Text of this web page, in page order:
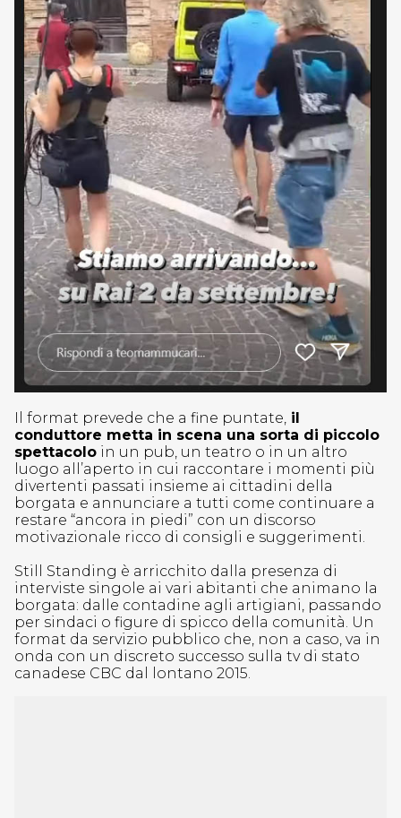
Il format prevede che a fine puntate, il
conduttore metta in scena una sorta di piccolo
spettacolo in un pub, un teatro o in un altro
luogo all’aperto in cui raccontare i momenti più
divertenti passati insieme ai cittadini della
borgata e annunciare a tutti come continuare a
restare “ancora in piedi” con un discorso
motivazionale ricco di consigli e suggerimenti.
Still Standing è arricchito dalla presenza di
interviste singole ai vari abitanti che animano la
borgata: dalle contadine agli artigiani, passando
per sindaci o figure di spicco della comunità. Un
format da servizio pubblico che, non a caso, va in
onda con un discreto successo sulla tv di stato
canadese CBC dal lontano 2015.